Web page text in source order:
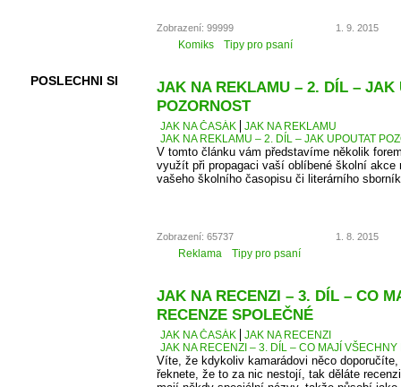
POSLECHNI SI
Zobrazení: 99999 1. 9. 2015
Komiks Tipy pro psaní
JAK NA REKLAMU – 2. DÍL – JAK
POZORNOST
JAK NA ČASÁK
JAK NA REKLAMU
JAK NA REKLAMU – 2. DÍL – JAK UPOUTAT
V tomto článku vám představíme několik
využít při propagaci vaší oblíbené školní akce
vašeho školního časopisu či literárního
Zobrazení: 65737 1. 8. 2015
Reklama Tipy pro psaní
JAK NA RECENZI – 3. DÍL – CO
RECENZE SPOLEČNÉ
JAK NA ČASÁK
JAK NA RECENZI
JAK NA RECENZI – 3. DÍL – CO MAJÍ
Víte, že kdykoliv kamarádovi něco
řeknete, že to za nic nestojí, tak děláte